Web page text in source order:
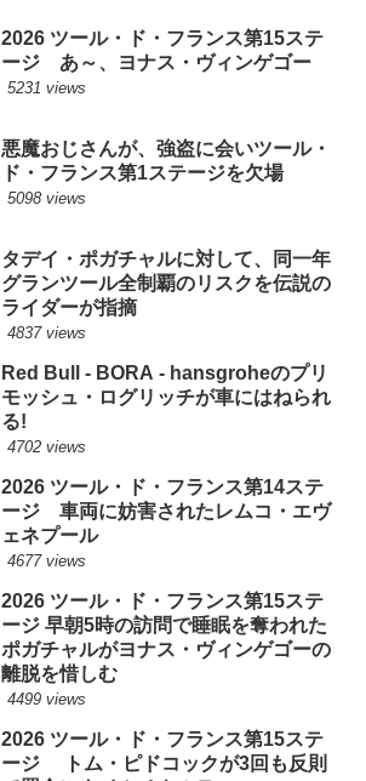
2026 ツール・ド・フランス第15ステ
ージ あ～、ヨナス・ヴィンゲゴー
5231 views
悪魔おじさんが、強盗に会いツール・
ド・フランス第1ステージを欠場
5098 views
タデイ・ポガチャルに対して、同一年
グランツール全制覇のリスクを伝説の
ライダーが指摘
4837 views
Red Bull - BORA - hansgroheのプリ
モッシュ・ログリッチが車にはねられ
る!
4702 views
2026 ツール・ド・フランス第14ステ
ージ 車両に妨害されたレムコ・エヴ
ェネプール
4677 views
2026 ツール・ド・フランス第15ステ
ージ 早朝5時の訪問で睡眠を奪われた
ポガチャルがヨナス・ヴィンゲゴーの
離脱を惜しむ
4499 views
2026 ツール・ド・フランス第15ステ
ージ トム・ピドコックが3回も反則